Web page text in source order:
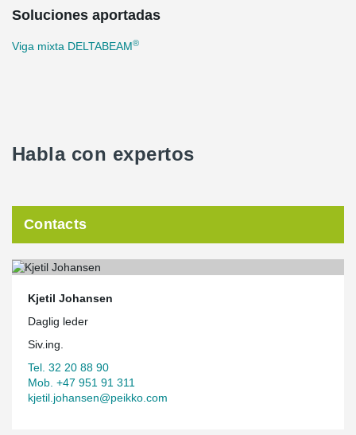
Soluciones aportadas
Viga mixta DELTABEAM®
Habla con expertos
Contacts
Kjetil Johansen
Daglig leder
Siv.ing.
Tel. 32 20 88 90
Mob. +47 951 91 311
kjetil.johansen@peikko.com